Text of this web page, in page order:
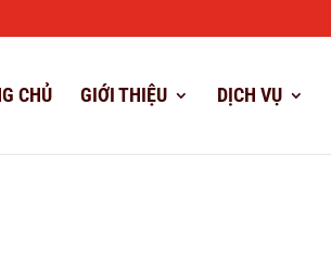
CHỦ GIỚI THIỆU DỊCH VỤ